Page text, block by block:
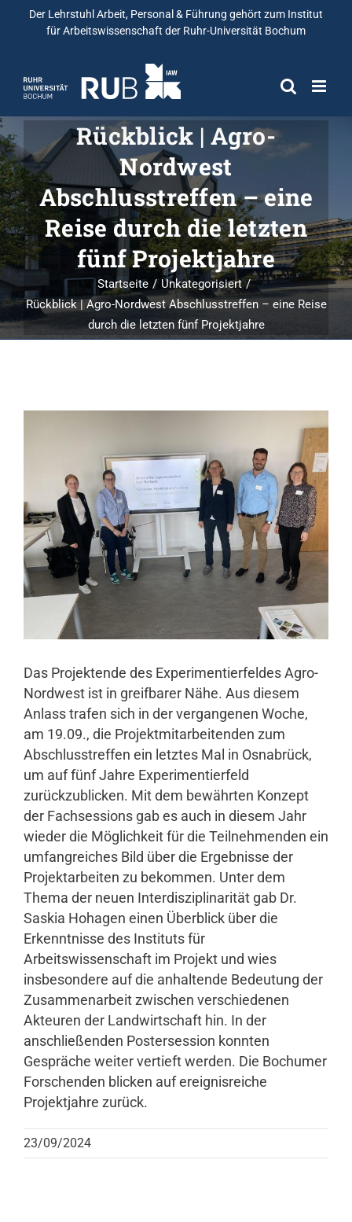
Der Lehrstuhl Arbeit, Personal & Führung gehört zum Institut
für Arbeitswissenschaft der Ruhr-Universität Bochum
Rückblick | Agro-
Nordwest
Abschlusstreffen – eine
Reise durch die letzten
fünf Projektjahre
Startseite
Unkategorisiert
Rückblick | Agro-Nordwest Abschlusstreffen – eine Reise
durch die letzten fünf Projektjahre
Das Projektende des Experimentierfeldes Agro-
Nordwest ist in greifbarer Nähe. Aus diesem
Anlass trafen sich in der vergangenen Woche,
am 19.09., die Projektmitarbeitenden zum
Abschlusstreffen ein letztes Mal in Osnabrück,
um auf fünf Jahre Experimentierfeld
zurückzublicken. Mit dem bewährten Konzept
der Fachsessions gab es auch in diesem Jahr
wieder die Möglichkeit für die Teilnehmenden ein
umfangreiches Bild über die Ergebnisse der
Projektarbeiten zu bekommen. Unter dem
Thema der neuen Interdisziplinarität gab Dr.
Saskia Hohagen einen Überblick über die
Erkenntnisse des Instituts für
Arbeitswissenschaft im Projekt und wies
insbesondere auf die anhaltende Bedeutung der
Zusammenarbeit zwischen verschiedenen
Akteuren der Landwirtschaft hin. In der
anschließenden Postersession konnten
Gespräche weiter vertieft werden. Die Bochumer
Forschenden blicken auf ereignisreiche
Projektjahre zurück.
23/09/2024